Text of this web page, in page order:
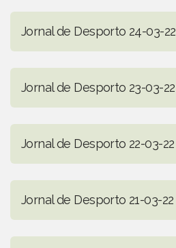
Jornal de Desporto 24-03-22
Jornal de Desporto 23-03-22
Jornal de Desporto 22-03-22
Jornal de Desporto 21-03-22